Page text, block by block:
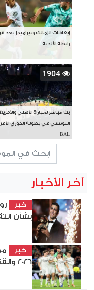
إيقافات الزمالك وبيراميدز بعد
رابطة الأندية
1904
بث مباشر لمباراة الأهلي
التونسي في بطولة الدوري
BAL
آخر الأخبار
خبر
بشأن
خبر
2026 والقنوات الناقلة